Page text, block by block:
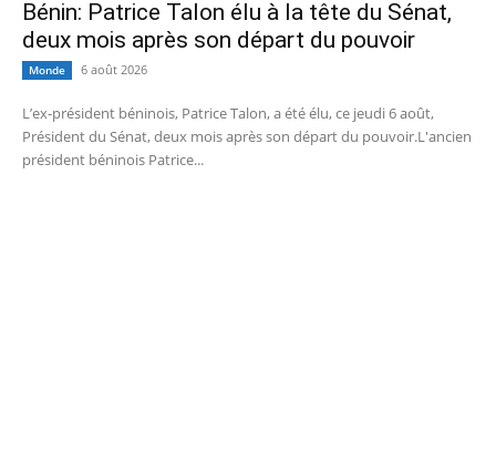
Bénin: Patrice Talon élu à la tête du Sénat,
deux mois après son départ du pouvoir
Monde 6 août 2026
L’ex-président béninois, Patrice Talon, a été élu, ce jeudi 6 août,
Président du Sénat, deux mois après son départ du pouvoir.L'ancien
président béninois Patrice...